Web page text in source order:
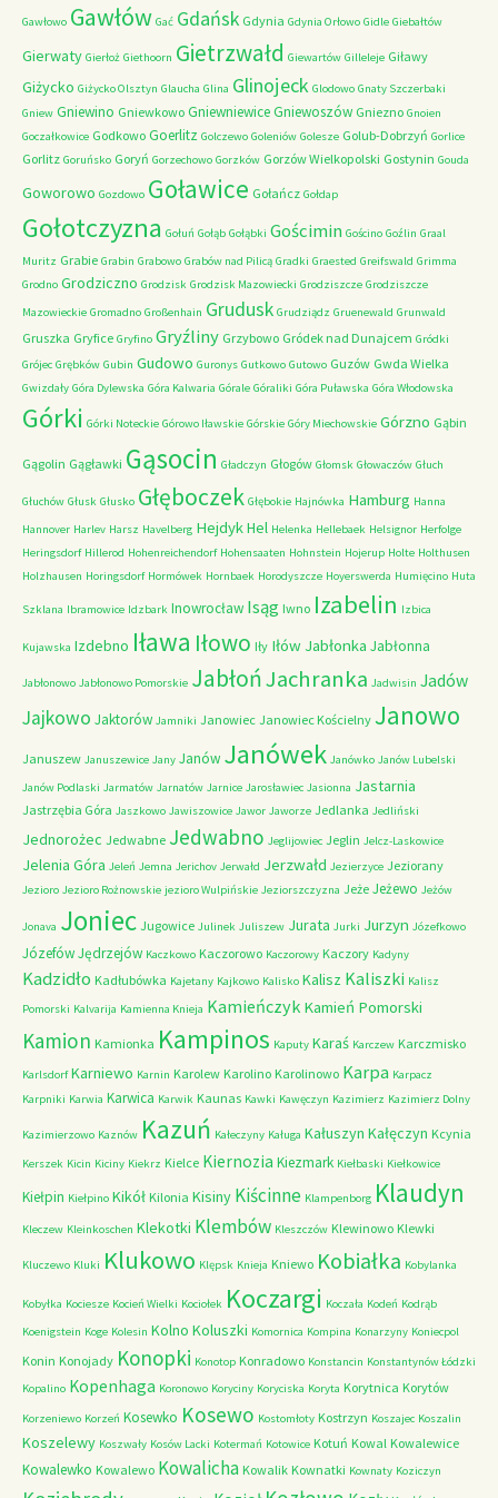
Gawłowo Gawłów Gać Gdańsk Gdynia Gdynia Orłowo Gidle Giebałtów
Gierwaty Gierłoż Giethoorn Gietrzwałd Giewartów Gilleleje Giławy
Giżycko Giżycko Olsztyn Glaucha Glina Glinojeck Glodowo Gnaty Szczerbaki
Gniew Gniewino Gniewkowo GniewniewiceGniewoszów Gniezno Gnoien
Goczałkowice Godkowo Goerlitz Golczewo Goleniów Golesze Golub-Dobrzyń Gorlice
Gorlitz Goruńsko Goryń Gorzechowo Gorzków Gorzów Wielkopolski Gostynin Gouda
Goworowo Gozdowo Goławice Gołańcz Gołdap
Gołotczyzna Gołuń Gołąb Gołąbki Gościmin Gościno Goźlin Graal
Muritz Grabie Grabin Grabowo Grabów nad Pilicą Gradki Graested Greifswald Grimma
Grodno Grodziczno Grodzisk Grodzisk Mazowiecki Grodziszcze Grodziszcze
Mazowieckie Gromadno Großenhain Grudusk Grudziądz Gruenewald Grunwald
Gruszka Gryfice Gryfino Gryźliny Grzybowo Gródek nad Dunajcem Gródki
Grójec Grębków Gubin Gudowo Guronys Gutkowo Gutowo Guzów Gwda Wielka
Gwizdały Góra Dylewska Góra Kalwaria Górale Góraliki Góra Puławska Góra Włodowska
Górki Górki Noteckie Górowo Iławskie Górskie Góry Miechowskie Górzno Gąbin
Gągolin Gągławki Gąsocin Gładczyn Głogów Głomsk Głowaczów Głuch
Głuchów Głusk Głusko Głęboczek Głębokie Hajnówka Hamburg Hanna
Hannover Harlev Harsz Havelberg HejdykHel Helenka Hellebaek Helsignor Herfolge
Heringsdorf Hillerod Hohenreichendorf Hohensaaten Hohnstein Hojerup Holte Holthusen
Holzhausen Horingsdorf Hormówek Hornbaek Horodyszcze Hoyerswerda Humięcino Huta
Szklana Ibramowice Idzbark Inowrocław Isąg Iwno Izabelin Izbica
Kujawska Izdebno Iława Iłowo Iły Iłów Jabłonka Jabłonna
Jabłonowo Jabłonowo Pomorskie JabłońJachranka Jadwisin Jadów
Jajkowo Jaktorów Jamniki Janowiec Janowiec Kościelny Janowo
Januszew Januszewice Jany Janów Janówek Janówko Janów Lubelski
Janów Podlaski Jarmatów Jarnatów Jarnice Jarosławiec Jasionna Jastarnia
Jastrzębia Góra Jaszkowo Jawiszowice Jawor Jaworze Jedlanka Jedliński
Jednorożec Jedwabne Jedwabno Jeglijowiec Jeglin Jelcz-Laskowice
Jelenia Góra Jeleń Jemna Jerichov Jerwałd Jerzwałd Jezierzyce Jeziorany
Jezioro Jezioro Rożnowskie jezioro Wulpińskie Jeziorszczyzna Jeże Jeżewo Jeżów
Jonava Joniec Jugowice Julinek Juliszew Jurata Jurki Jurzyn Józefkowo
JózefówJędrzejów Kaczkowo Kaczorowo Kaczorowy Kaczory Kadyny
Kadzidło Kadłubówka Kajetany Kajkowo Kalisko Kalisz Kaliszki Kalisz
Pomorski Kalvarija Kamienna Knieja Kamieńczyk Kamień Pomorski
Kamion Kamionka Kampinos Kaputy Karaś Karczew Karczmisko
Karlsdorf Karniewo Karnin Karolew Karolino Karolinowo Karpa Karpacz
Karpniki Karwia Karwica Karwik Kaunas Kawki Kawęczyn Kazimierz Kazimierz Dolny
Kazimierzowo Kaznów Kazuń Kałeczyny Kaługa Kałuszyn Kałęczyn Kcynia
Kerszek Kicin Kiciny Kiekrz Kielce Kiernozia Kiezmark Kiełbaski Kiełkowice
Kiełpin Kiełpino Kikół Kilonia Kisiny Kiścinne Klampenborg Klaudyn
Kleczew Kleinkoschen Klekotki Klembów Kleszczów Klewinowo Klewki
Kluczewo Kluki Klukowo Klępsk Knieja Kniewo Kobiałka Kobylanka
Kobyłka Kociesze Kocień Wielki Kociołek Koczargi Koczała Kodeń Kodrąb
Koenigstein Koge Kolesin Kolno Koluszki Komornica Kompina Konarzyny Koniecpol
Konin Konojady Konopki Konotop Konradowo Konstancin Konstantynów Łódzki
Kopalino Kopenhaga Koronowo Koryciny Koryciska Koryta Korytnica Korytów
Korzeniewo Korzeń Kosewko Kosewo Kostomłoty Kostrzyn Koszajec Koszalin
Koszelewy Koszwały Kosów Lacki Kotermań Kotowice Kotuń Kowal Kowalewice
Kowalewko Kowalewo Kowalicha Kowalik Kownatki Kownaty Koziczyn